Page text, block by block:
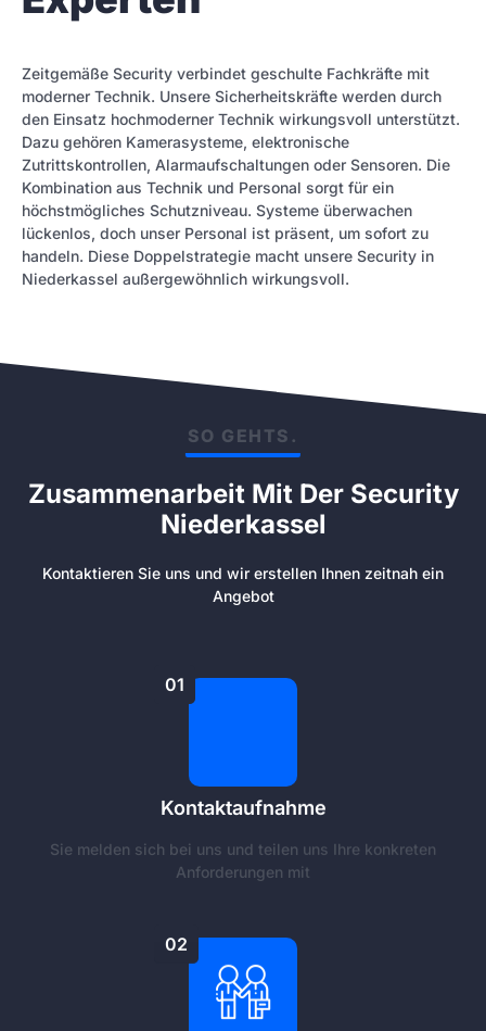
Zeitgemäße Security verbindet geschulte Fachkräfte mit
moderner Technik. Unsere Sicherheitskräfte werden durch
den Einsatz hochmoderner Technik wirkungsvoll unterstützt.
Dazu gehören Kamerasysteme, elektronische
Zutrittskontrollen, Alarmaufschaltungen oder Sensoren. Die
Kombination aus Technik und Personal sorgt für ein
höchstmögliches Schutzniveau. Systeme überwachen
lückenlos, doch unser Personal ist präsent, um sofort zu
handeln. Diese Doppelstrategie macht unsere Security in
Niederkassel außergewöhnlich wirkungsvoll.
SO GEHTS.
Zusammenarbeit Mit Der Security
Niederkassel
Kontaktieren Sie uns und wir erstellen Ihnen zeitnah ein
Angebot
01
Kontaktaufnahme
Sie melden sich bei uns und teilen uns Ihre konkreten
Anforderungen mit
02